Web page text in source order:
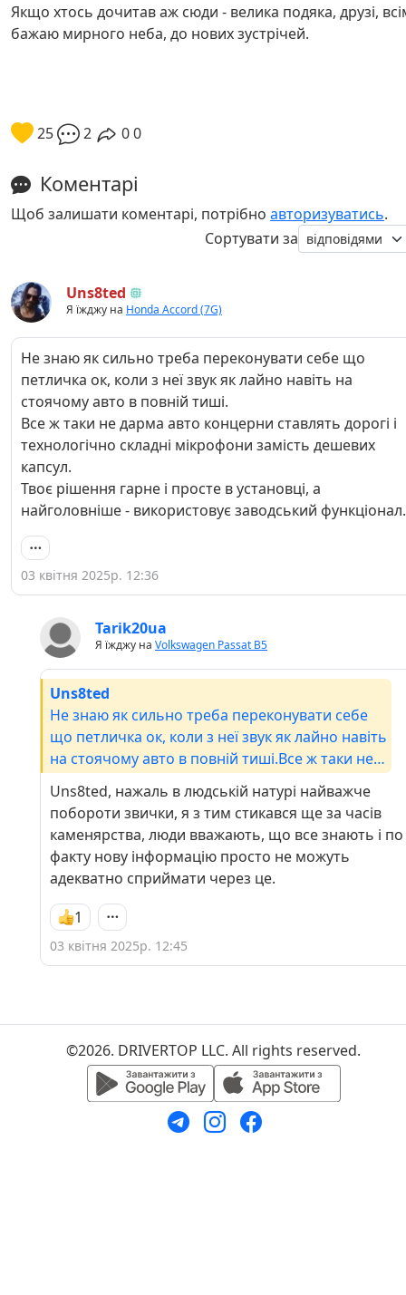
Якщо хтось дочитав аж сюди - велика подяка, друзі,
бажаю мирного неба, до нових зустрічей.
25 2 00
Коментарі
Щоб залишати коментарі, потрібно авторизуватись.
Сортувати за
Uns8ted
Я їжджу на Honda Accord (7G)
Не знаю як сильно треба переконувати себе що
петличка ок, коли з неї звук як лайно навіть на
стоячому авто в повній тиші.
Все ж таки не дарма авто концерни ставлять дорогі і
технологічно складні мікрофони замість дешевих
капсул.
Твоє рішення гарне і просте в установці, а
найголовніше - використовує заводський функціонал.
03 квітня 2025р. 12:36
Tarik20ua
Я їжджу на Volkswagen Passat B5
Uns8ted
Не знаю як сильно треба переконувати себе
що петличка ок, коли з неї звук як лайно навіть
на стоячому авто в повній тиші.Все ж таки не
дарма авто концерни ставлять дорогі і
технологічно складні мікрофони замість
дешевих капсул.Твоє рішення гарне і просте в
установці, а найголовніше - використовує
заводський функціонал.
Uns8ted, нажаль в людській натурі найважче
побороти звички, я з тим стикався ще за часів
каменярства, люди вважають, що все знають і по
факту нову інформацію просто не можуть
адекватно сприймати через це.
1
03 квітня 2025р. 12:45
©2026. DRIVERTOP LLC. All rights reserved.